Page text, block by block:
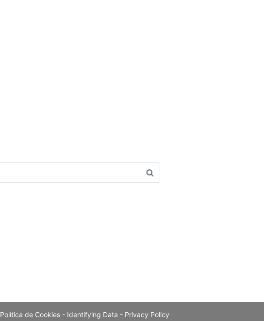
Política de Cookies - Identifying Data - Privacy Policy